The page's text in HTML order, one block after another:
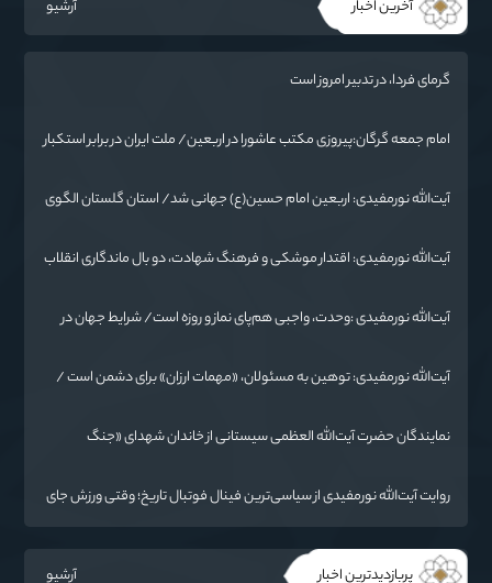
آخرین اخبار آرشیو
گرمای فردا، در تدبیر امروز است
امام جمعه گرگان:پیروزی مکتب عاشورا در اربعین/ ملت ایران در برابر استکبار
آیت‌الله نورمفیدی: اربعین امام حسین(ع) جهانی شد/ استان گلستان الگوی
آیت‌الله نورمفیدی: اقتدار موشکی و فرهنگ شهادت، دو بال ماندگاری انقلاب
آیت‌الله نورمفیدی :وحدت، واجبی هم‌پای نماز و روزه است/ شرایط جهان در
آیت‌الله نورمفیدی: توهین به مسئولان، «مهمات ارزان» برای دشمن است /
نمایندگان حضرت آیت‌الله العظمی سیستانی از خاندان شهدای «جنگ
روایت آیت‌الله نورمفیدی از سیاسی‌ترین فینال فوتبال تاریخ؛ وقتی ورزش جای
پربازدیدترین اخبار آرشیو